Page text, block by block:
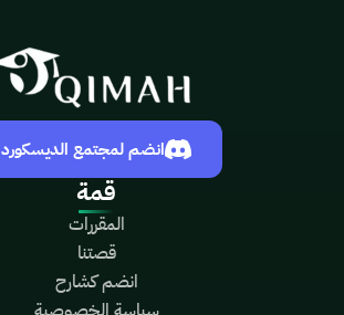
انضم لمجتمع الديسكورد
قمة
المقررات
قصتنا
انضم كشارح